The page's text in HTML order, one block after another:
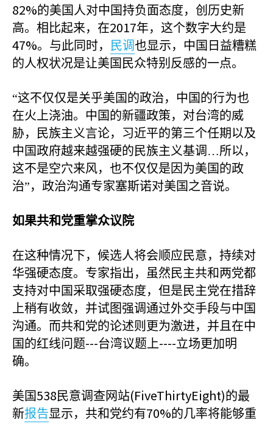
82%的美国人对中国持负面态度，创历史新
高。相比起来，在2017年，这个数字大约是
47%。与此同时， 民调也显示，中国日益糟糕
的人权状况是让美国民众特别反感的一点。
“这不仅仅是关乎美国的政治，中国的行为也
在火上浇油。中国的新疆政策，对台湾的威
胁，民族主义言论，习近平的第三个任期以及
中国政府越来越强硬的民族主义基调…所以，
这不是空穴来风，也不仅仅是因为美国的政
治”，政治沟通专家塞斯诺对美国之音说。
如果共和党重掌众议院
在这种情况下，候选人将会顺应民意，持续对
华强硬态度。专家指出，虽然民主共和两党都
支持对中国采取强硬态度，但是民主党在措辞
上稍有收敛，并试图强调通过外交手段与中国
沟通。而共和党的论述则更为激进，并且在中
国的红线问题---台湾议题上----立场更加明
确。
美国538民意调查网站(FiveThirtyEight)的最
新报告显示，共和党约有70%的几率将能够重